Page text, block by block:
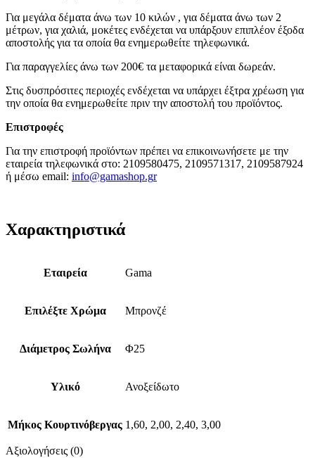
Για μεγάλα δέματα άνω των 10 κιλών , για δέματα άνω των 2
μέτρων, για χαλιά, μοκέτες ενδέχεται να υπάρξουν επιπλέον έξοδα
αποστολής για τα οποία θα ενημερωθείτε τηλεφωνικά.
Για παραγγελίες άνω των 200€ τα μεταφορικά είναι δωρεάν.
Στις δυσπρόσιτες περιοχές ενδέχεται να υπάρχει έξτρα χρέωση για
την οποία θα ενημερωθείτε πριν την αποστολή του προϊόντος.
Επιστροφές
Για την επιστροφή προϊόντων πρέπει να επικοινωνήσετε με την
εταιρεία τηλεφωνικά στο: 2109580475, 2109571317, 2109587924
ή μέσω email: info@gamashop.gr
Χαρακτηριστικά
Εταιρεία Gama
Επιλέξτε Χρώμα Μπρονζέ
Διάμετρος Σωλήνα Φ25
Υλικό Ανοξείδωτο
Μήκος Κουρτινόβεργας 1,60, 2,00, 2,40, 3,00
Αξιολογήσεις (0)